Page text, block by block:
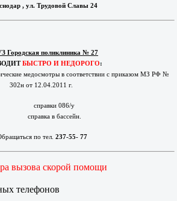
, ул. Трудовой Славы 24
Городская поликлиника № 27
БЫСТРО И НЕДОРОГО:
медосмотры в соответствии с приказом МЗ РФ №
302н от 12.04.2011 г.
справки 086/у
справка в бассейн.
по тел. 237-55- 77
вызова скорой помощи
телефонов